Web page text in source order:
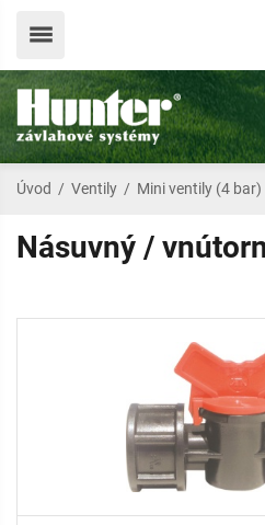
Úvod / Ventily / Mini ventily (4 bar)
Násuvný /